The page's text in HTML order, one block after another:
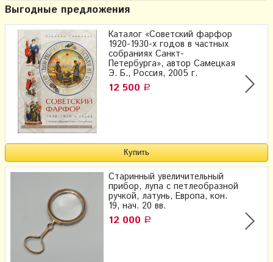
Выгодные предложения
Каталог «Советский фарфор
1920-1930-х годов в частных
собраниях Санкт-
Петербурга», автор Самецкая
Э. Б., Россия, 2005 г.
12 500 Р
Старинный увеличительный
прибор, лупа с петлеобразной
ручкой, латунь, Европа, кон.
19, нач. 20 вв.
12 000 Р